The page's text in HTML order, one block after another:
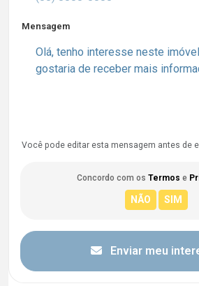
Mensagem
Você pode editar esta mensagem antes de
Concordo com os Termos e
Enviar meu